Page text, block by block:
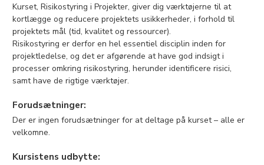
Kurset, Risikostyring i Projekter, giver dig værktøjerne til at
kortlægge og reducere projektets usikkerheder, i forhold til
projektets mål (tid, kvalitet og ressourcer).
Risikostyring er derfor en hel essentiel disciplin inden for
projektledelse, og det er afgørende at have god indsigt i
processer omkring risikostyring, herunder identificere risici,
samt have de rigtige værktøjer.
Forudsætninger:
Der er ingen forudsætninger for at deltage på kurset – alle er
velkomne.
Kursistens udbytte: